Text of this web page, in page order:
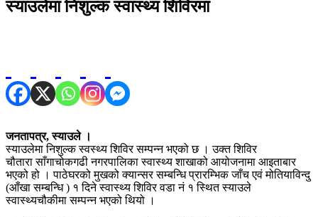
स्याउलेमा निशुल्क स्वास्थ्य शिविरमा
जनतापत्र, स्याउले ।
स्याउलेमा निशुल्क स्वस्थ्य शिविर सम्पन्न भएको छ । उक्त शिविर
चौतारा साँगाचोकगढी नगरपालिका स्वास्थ्य शाखाको आयोजनामा आइताबार
भएको हो । पाठेघरको मुखको क्यान्सर सम्बन्धि प्रारम्भिक जाँच एवं मोतियाविन्दु
(आँखा सम्बन्धि ) १ दिने स्वास्थ्य शिविर वडा नं १ स्थित स्याउले
स्वास्थ्यचौकीमा सम्पन्न भएको थियो ।